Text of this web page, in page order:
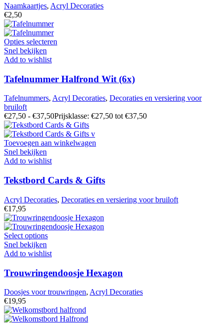
Naamkaartjes, Acryl Decoraties
€2,50
Opties selecteren
Snel bekijken
Add to wishlist
Tafelnummer Halfrond Wit (6x)
Tafelnummers, Acryl Decoraties, Decoraties en versiering voor
bruiloft
€27,50 - €37,50Prijsklasse: €27,50 tot €37,50
Toevoegen aan winkelwagen
Snel bekijken
Add to wishlist
Tekstbord Cards & Gifts
Acryl Decoraties, Decoraties en versiering voor bruiloft
€17,95
Select options
Snel bekijken
Add to wishlist
Trouwringendoosje Hexagon
Doosjes voor trouwringen, Acryl Decoraties
€19,95